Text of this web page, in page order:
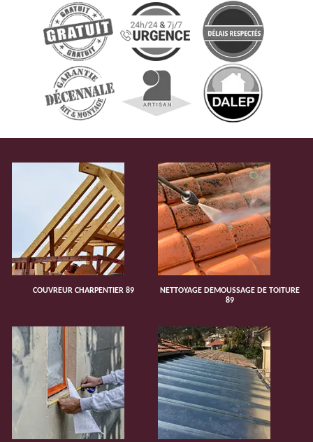
COUVREUR CHARPENTIER 89
NETTOYAGE DEMOUSSAGE DE TOITURE
89